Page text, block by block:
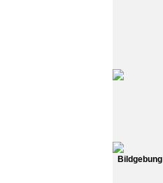
Bildgebung